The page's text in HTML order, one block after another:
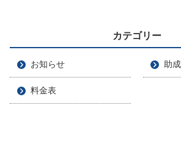
カテゴリー
お知らせ 助
料金表